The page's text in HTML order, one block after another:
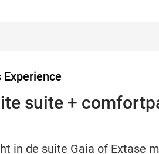
suite +
in de suite Gaia of Extase